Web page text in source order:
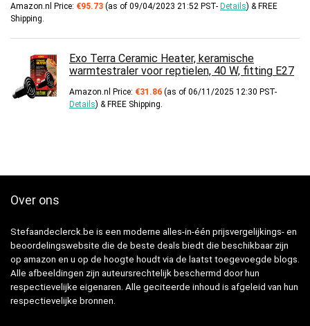
Amazon.nl Price: €95.73 (as of 09/04/2023 21:52 PST- Details) & FREE
Shipping
Exo Terra Ceramic Heater, keramische
warmtestraler voor reptielen, 40 W, fitting E27
Amazon.nl Price: €31.86 (as of 06/11/2025 12:30 PST-
Details) & FREE Shipping
Over ons
Stefaandeclerck.be is een moderne alles-in-één prijsvergelijkings- en
beoordelingswebsite die de beste deals biedt die beschikbaar zijn
op amazon en u op de hoogte houdt via de laatst toegevoegde blogs.
Alle afbeeldingen zijn auteursrechtelijk beschermd door hun
respectievelijke eigenaren. Alle geciteerde inhoud is afgeleid van hun
respectievelijke bronnen.